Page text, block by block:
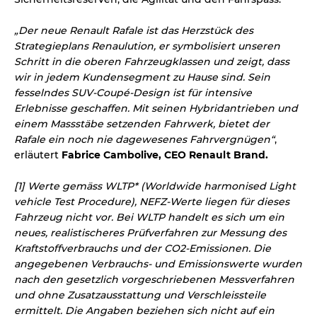
„Der neue Renault Rafale ist das Herzstück des
Strategieplans Renaulution, er symbolisiert unseren
Schritt in die oberen Fahrzeugklassen und zeigt, dass
wir in jedem Kundensegment zu Hause sind. Sein
fesselndes SUV-Coupé-Design ist für intensive
Erlebnisse geschaffen. Mit seinen Hybridantrieben und
einem Massstäbe setzenden Fahrwerk, bietet der
Rafale ein noch nie dagewesenes Fahrvergnügen“,
erläutert Fabrice Cambolive, CEO Renault Brand.
[1] Werte gemäss WLTP* (Worldwide harmonised Light
vehicle Test Procedure), NEFZ-Werte liegen für dieses
Fahrzeug nicht vor. Bei WLTP handelt es sich um ein
neues, realistischeres Prüfverfahren zur Messung des
Kraftstoffverbrauchs und der CO2-Emissionen. Die
angegebenen Verbrauchs- und Emissionswerte wurden
nach den gesetzlich vorgeschriebenen Messverfahren
und ohne Zusatzausstattung und Verschleissteile
ermittelt. Die Angaben beziehen sich nicht auf ein